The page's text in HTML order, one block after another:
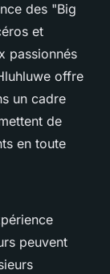
des "Big
et
passionnés
offre
un cadre
de
en toute
peuvent